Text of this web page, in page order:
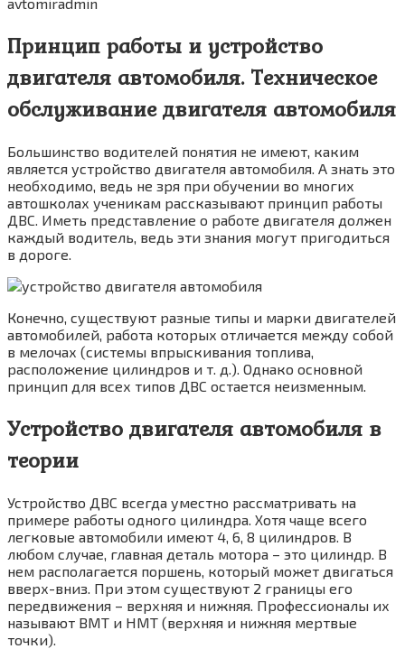
Принцип работы и устройство
двигателя автомобиля. Техническое
обслуживание двигателя автомобиля
Большинство водителей понятия не имеют, каким
является устройство двигателя автомобиля. А знать это
необходимо, ведь не зря при обучении во многих
автошколах ученикам рассказывают принцип работы
ДВС. Иметь представление о работе двигателя должен
каждый водитель, ведь эти знания могут пригодиться
в дороге.
Конечно, существуют разные типы и марки двигателей
автомобилей, работа которых отличается между собой
в мелочах (системы впрыскивания топлива,
расположение цилиндров и т. д.). Однако основной
принцип для всех типов ДВС остается неизменным.
Устройство двигателя автомобиля в
теории
Устройство ДВС всегда уместно рассматривать на
примере работы одного цилиндра. Хотя чаще всего
легковые автомобили имеют 4, 6, 8 цилиндров. В
любом случае, главная деталь мотора – это цилиндр. В
нем располагается поршень, который может двигаться
вверх-вниз. При этом существуют 2 границы его
передвижения – верхняя и нижняя. Профессионалы их
называют ВМТ и НМТ (верхняя и нижняя мертвые
точки).